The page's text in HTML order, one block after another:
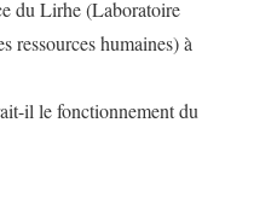
du Lirhe (Laboratoire
ressources humaines) à
il le fonctionnement du